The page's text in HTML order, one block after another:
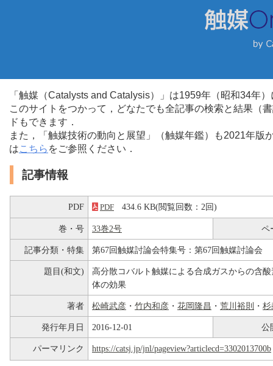
「触媒（Catalysts and Catalysis）」は1959年（昭和34年
このサイトをつかって，どなたでも全記事の検索と結果（
ドもできます．
また，「触媒技術の動向と展望」（触媒年鑑）も2021年
はこちら をご参照ください．
記事情報
PDF PDF 434.6 KB(閲覧回数：2回)
巻・号 33巻2号 ペ
記事分類・特集 第67回触媒討論会特集号：第67回触媒討論会
題目(和文)
高分散コバルト触媒による合成ガスからの含
体の効果
著者 松崎武彦 ・ 竹内和彦 ・ 花岡隆昌 ・ 荒川裕則 ・ 杉
発行年月日 2016-12-01 公
パーマリンク https://catsj.jp/jnl/pageview?articlecd=3302013700b